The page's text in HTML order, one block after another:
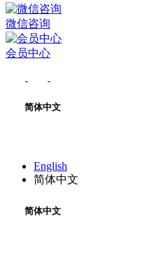
微信咨询
会员中心
简体中文
English
简体中文
简体中文